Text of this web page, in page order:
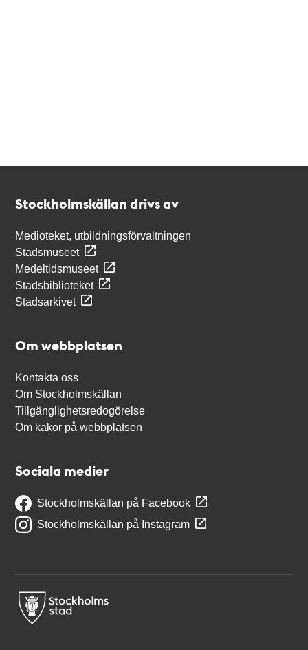
Stockholmskällan drivs av
Medioteket, utbildningsförvaltningen
Stadsmuseet
Medeltidsmuseet
Stadsbiblioteket
Stadsarkivet
Om webbplatsen
Kontakta oss
Om Stockholmskällan
Tillgänglighetsredogörelse
Om kakor på webbplatsen
Sociala medier
Stockholmskällan på Facebook
Stockholmskällan på Instagram